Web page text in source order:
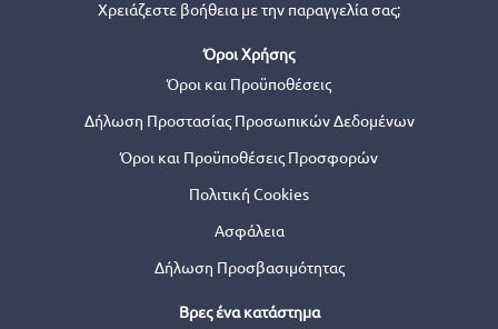
Χρειάζεστε βοήθεια με την παραγγελία σας;
Όροι Χρήσης
Όροι και Προϋποθέσεις
Δήλωση Προστασίας Προσωπικών Δεδομένων
Όροι και Προϋποθέσεις Προσφορών
Πολιτική Cookies
Ασφάλεια
Δήλωση Προσβασιμότητας
Βρες ένα κατάστημα